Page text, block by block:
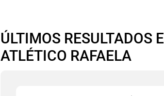
ÚLTIMOS RESULTADOS
ATLÉTICO RAFAELA